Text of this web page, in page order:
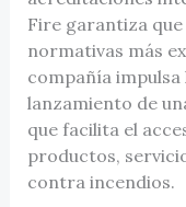
Fire garantiza
normativas más
compañía
lanzamiento de
que facilita el
productos,
contra incendios.